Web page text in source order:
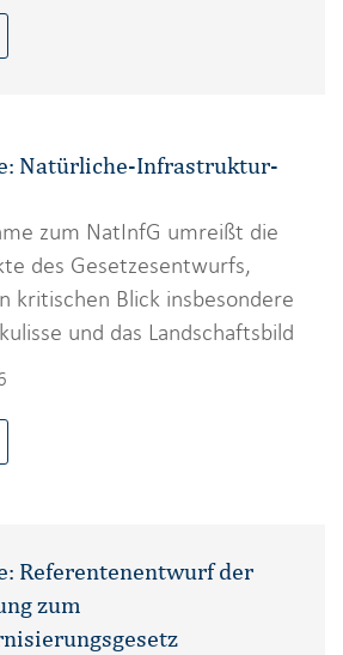
Natürliche-Infrastruktur-
zum NatInfG umreißt die
des Gesetzesentwurfs,
kritischen Blick insbesondere
und das Landschaftsbild
Referentenentwurf der
zum